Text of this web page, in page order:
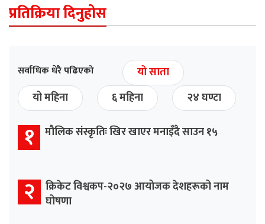
प्रतिक्रिया दिनुहोस
सर्वाधिक धेरै पढिएको
यो साता
यो महिना
६ महिना २४ घण्टा
१ मौलिक संस्कृतिः खिर खाएर मनाइँदै साउन १५
२ क्रिकेट विश्वकप-२०२७ आयोजक देशहरूको नाम
घोषणा